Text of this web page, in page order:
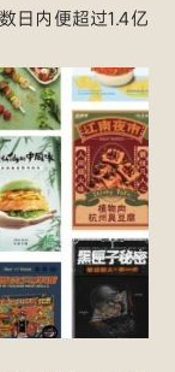
日内便超过1.4亿